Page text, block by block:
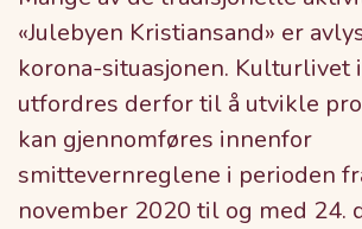
«Julebyen Kristiansand» er
korona-situasjonen. Kulturlivet
utfordres derfor til å utvikle
kan gjennomføres innenfor
smittevernreglene i perioden
november 2020 til og med 24.